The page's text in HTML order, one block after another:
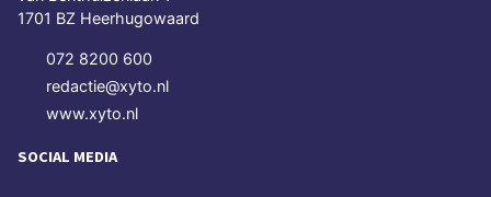
1701 BZ Heerhugowaard
072 8200 600
redactie@xyto.nl
www.xyto.nl
SOCIAL MEDIA